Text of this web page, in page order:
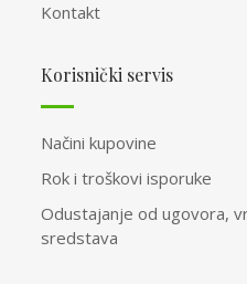
Kontakt
Korisnički servis
Načini kupovine
Rok i troškovi isporuke
Odustajanje od ugovora,
sredstava